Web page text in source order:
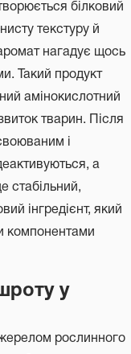
білковий
текстуру й
нагадує щось
Такий продукт
амінокислотний
тварин. Після
і
а
стабільний,
інгредієнт, який
компонентами
у
рослинного